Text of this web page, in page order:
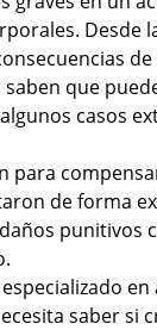
Desde
saben que
casos
para
de forma
punitivos
saber si